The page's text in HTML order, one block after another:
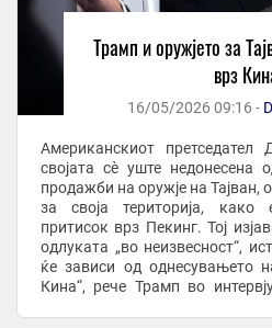
Трамп и оружјето за
врз
16/05/2026 09:16 -
Американскиот
својата сè уште недонесена
продажби на оружје на Тајван,
за своја територија, како
притисок врз Пекинг. Тој
одлуката „во неизвесност“,
ќе зависи од однесувањето
Кина“, рече Трамп во